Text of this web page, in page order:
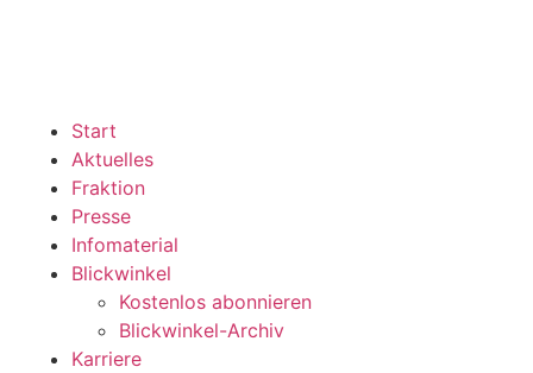
Start
Aktuelles
Fraktion
Presse
Infomaterial
Blickwinkel
Kostenlos abonnieren
Blickwinkel-Archiv
Karriere